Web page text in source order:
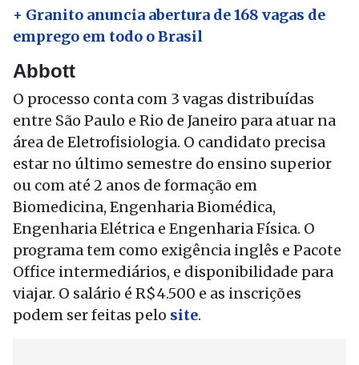
+ Granito anuncia abertura de 168 vagas de
emprego em todo o Brasil
Abbott
O processo conta com 3 vagas distribuídas
entre São Paulo e Rio de Janeiro para atuar na
área de Eletrofisiologia. O candidato precisa
estar no último semestre do ensino superior
ou com até 2 anos de formação em
Biomedicina, Engenharia Biomédica,
Engenharia Elétrica e Engenharia Física. O
programa tem como exigência inglês e Pacote
Office intermediários, e disponibilidade para
viajar. O salário é R$4.500 e as inscrições
podem ser feitas pelo site.